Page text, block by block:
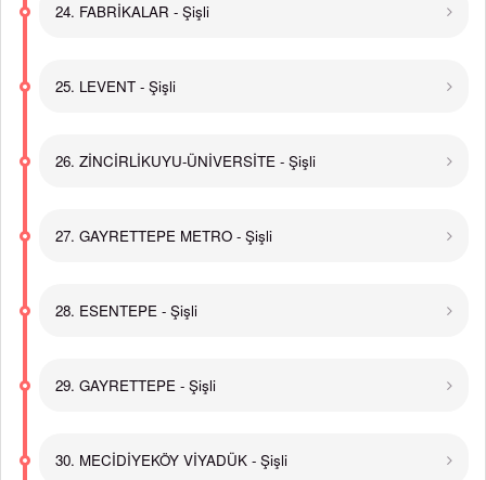
24. FABRİKALAR - Şişli
25. LEVENT - Şişli
26. ZİNCİRLİKUYU-ÜNİVERSİTE - Şişli
27. GAYRETTEPE METRO - Şişli
28. ESENTEPE - Şişli
29. GAYRETTEPE - Şişli
30. MECİDİYEKÖY VİYADÜK - Şişli